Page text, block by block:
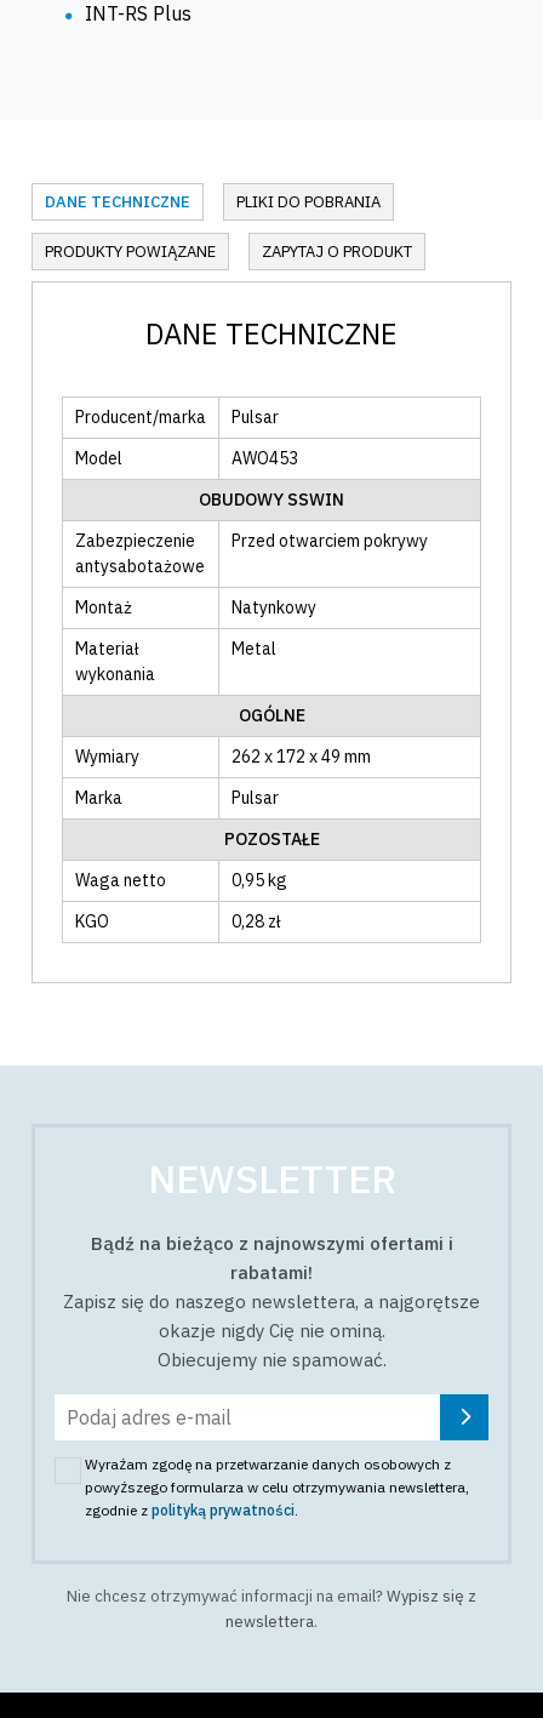
INT-RS Plus
DANE TECHNICZNE PLIKI DO POBRANIA
PRODUKTY POWIĄZANE ZAPYTAJ O PRODUKT
DANE TECHNICZNE
Producent/marka
Pulsar
Model
AWO453
OBUDOWY SSWIN
Zabezpieczenie
antysabotażowe
Przed otwarciem pokrywy
Montaż
Natynkowy
Materiał
wykonania
Metal
OGÓLNE
Wymiary
262 x 172 x 49 mm
Marka
Pulsar
POZOSTAŁE
Waga netto
0,95 kg
KGO
0,28 zł
NEWSLETTER
Bądź na bieżąco z najnowszymi ofertami i
rabatami!
Zapisz się do naszego newslettera, a najgorętsze
okazje nigdy Cię nie ominą.
Obiecujemy nie spamować.
Wyrażam zgodę na przetwarzanie danych osobowych z
powyższego formularza w celu otrzymywania newslettera,
zgodnie z polityką prywatności.
Nie chcesz otrzymywać informacji na email?Wypisz się z
newslettera.